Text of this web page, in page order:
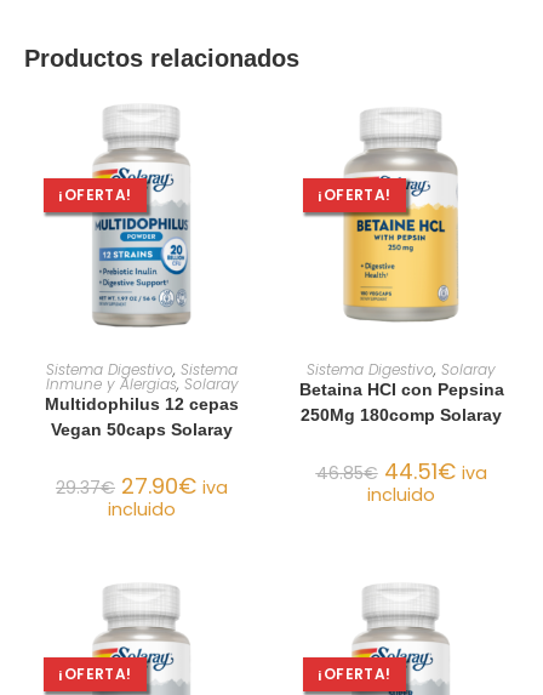
Productos relacionados
¡OFERTA!
AÑADIR AL CARRITO
Sistema Digestivo, Sistema
Inmune y Alergias, Solaray
Multidophilus 12 cepas
Vegan 50caps Solaray
29.37€ 27.90€ iva
incluido
¡OFERTA!
AÑADIR AL CARRITO
Sistema Digestivo, Solaray
Betaina HCI con Pepsina
250Mg 180comp Solaray
46.85€ 44.51€ iva
incluido
¡OFERTA! ¡OFERTA!